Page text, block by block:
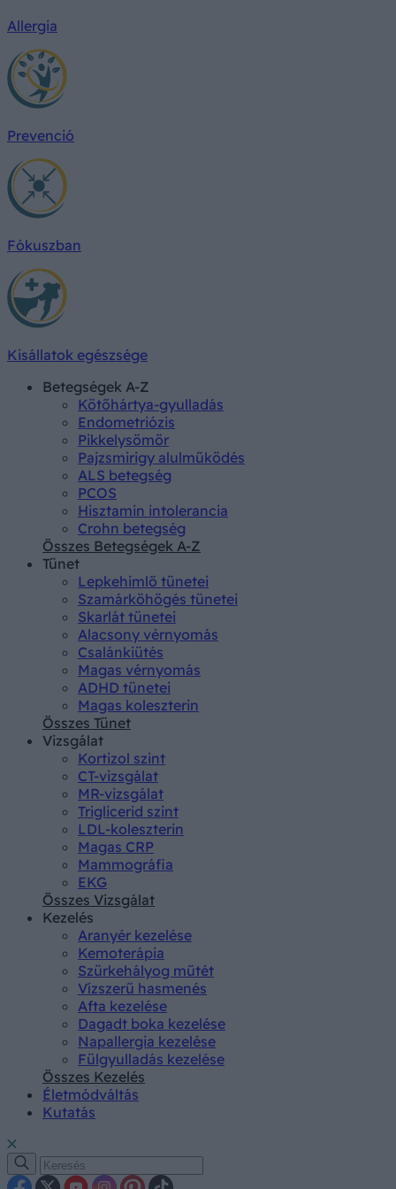
Allergia
Prevenció
Fókuszban
Kisállatok egészsége
Betegségek A-Z
Kötőhártya-gyulladás
Endometriózis
Pikkelysömör
Pajzsmirigy alulműködés
ALS betegség
PCOS
Hisztamin intolerancia
Crohn betegség
Összes Betegségek A-Z
Tünet
Lepkehimlő tünetei
Szamárköhögés tünetei
Skarlát tünetei
Alacsony vérnyomás
Csalánkiütés
Magas vérnyomás
ADHD tünetei
Magas koleszterin
Összes Tünet
Vizsgálat
Kortizol szint
CT-vizsgálat
MR-vizsgálat
Triglicerid szint
LDL-koleszterin
Magas CRP
Mammográfia
EKG
Összes Vizsgálat
Kezelés
Aranyér kezelése
Kemoterápia
Szürkehályog műtét
Vízszerű hasmenés
Afta kezelése
Dagadt boka kezelése
Napallergia kezelése
Fülgyulladás kezelése
Összes Kezelés
Életmódváltás
Kutatás